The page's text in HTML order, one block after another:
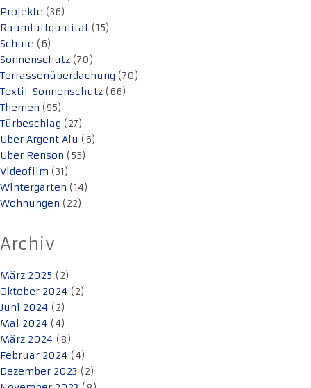
Projekte (36)
Raumluftqualität (15)
Schule (6)
Sonnenschutz (70)
Terrassenüberdachung (70)
Textil-Sonnenschutz (66)
Themen (95)
Türbeschlag (27)
Uber Argent Alu (6)
Uber Renson (55)
Videofilm (31)
Wintergarten (14)
Wohnungen (22)
Archiv
März 2025 (2)
Oktober 2024 (2)
Juni 2024 (2)
Mai 2024 (4)
März 2024 (8)
Februar 2024 (4)
Dezember 2023 (2)